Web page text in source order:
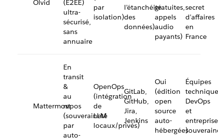
Olvid
(E2EE)
ultra-
sécurisé,
sans
annuaire
par
isolation)
l’étanchéité
des
données)
gratuites,
appels
audio
payants)
secret
d’affaires
en
France
Mattermost
En
transit
&
au
repos
(souveraineté
par
auto-
OpenOps
(intégration
de
LLM
locaux/privés)
GitLab,
GitHub,
Jira,
Jenkins
Oui
(édition
open
source
auto-
hébergée)
Équipes
DevOps
et